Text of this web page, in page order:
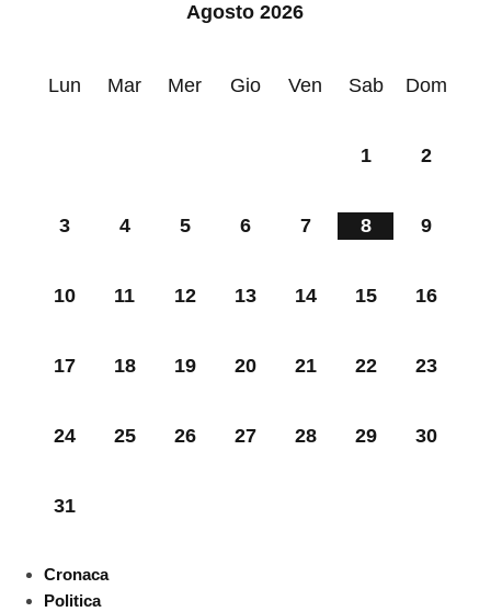
Agosto 2026
Lun Mar Mer Gio Ven Sab Dom
1 2
3 4 5 6 7 8 9
10 11 12 13 14 15 16
17 18 19 20 21 22 23
24 25 26 27 28 29 30
31
Cronaca
Politica